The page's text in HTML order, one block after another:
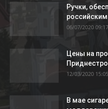
Ручки,
06/07/2020 09:17
Цены на
12/03/2020 15:05
В мае